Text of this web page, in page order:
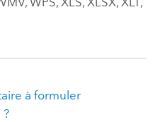
à formuler